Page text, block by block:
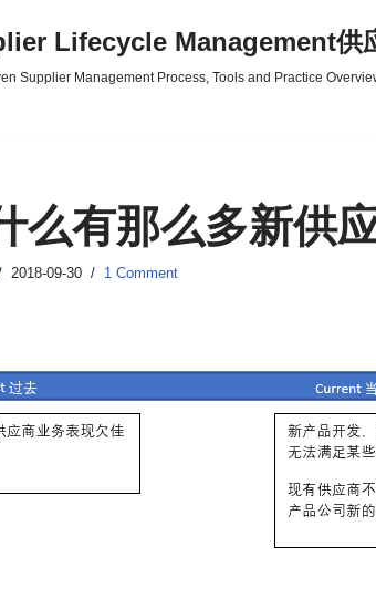
Lifecycle Management供
Supplier Management Process, Tools and Practice
么有那么多新供
2018-09-30 1 Comment